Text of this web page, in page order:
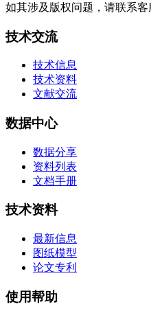
如其涉及版权问题，请联系客
技术交流
技术信息
技术资料
文献交流
数据中心
数据分享
资料列表
文档手册
技术资料
最新信息
图纸模型
论文专利
使用帮助